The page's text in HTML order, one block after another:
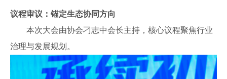
议程审议：锚定生态协同方向
本次大会由协会刁志中会长主持，核心议程聚焦行业
治理与发展规划。